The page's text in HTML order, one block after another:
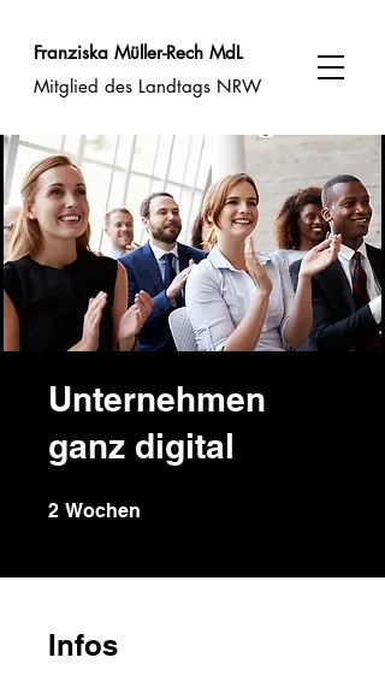
Franziska Müller-Rech MdL
Mitglied des Landtags NRW
Unternehmen
ganz digital
2 Wochen
Infos